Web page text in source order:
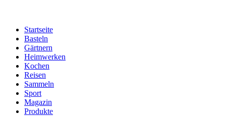
Startseite
Basteln
Gärtnern
Heimwerken
Kochen
Reisen
Sammeln
Sport
Magazin
Produkte